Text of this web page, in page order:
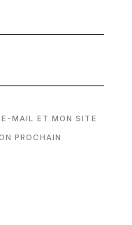
E-MAIL ET MON SITE
PROCHAIN